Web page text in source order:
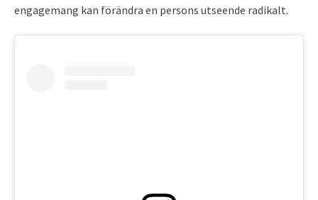
engagemang kan förändra en persons utseende radikalt.